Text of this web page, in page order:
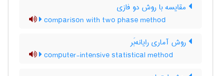
مقایسه با روش دو فازی
comparison with two phase method
روش آماری رایانه‌بَر
computer-intensive statistical method